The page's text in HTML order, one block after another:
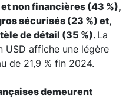
non financières (43 %),
sécurisés (23 %) et,
de détail (35 %). La
USD affiche une légère
de 21,9 % fin 2024.
demeurent